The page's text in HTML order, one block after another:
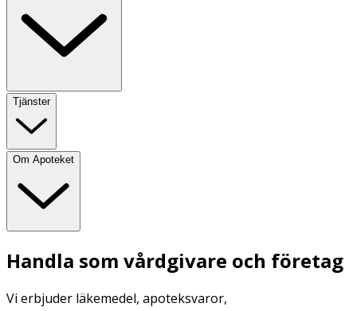
Tjänster
Om Apoteket
Handla som vårdgivare och företag
Vi erbjuder läkemedel, apoteksvaror,